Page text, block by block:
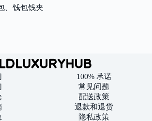
、钱包钱夹
100% 承诺
常见问题
配送政策
退款和退货
隐私政策